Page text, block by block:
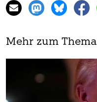
Mehr zum Thema